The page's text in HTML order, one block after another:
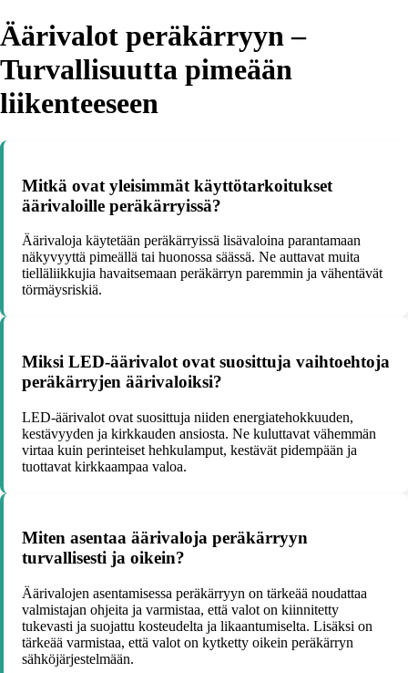
Äärivalot peräkärryyn –
Turvallisuutta pimeään
liikenteeseen
Mitkä ovat yleisimmät käyttötarkoitukset
äärivaloille peräkärryissä?
Äärivaloja käytetään peräkärryissä lisävaloina parantamaan
näkyvyyttä pimeällä tai huonossa säässä. Ne auttavat muita
tielläliikkujia havaitsemaan peräkärryn paremmin ja vähentävät
törmäysriskiä.
Miksi LED-äärivalot ovat suosittuja vaihtoehtoja
peräkärryjen äärivaloiksi?
LED-äärivalot ovat suosittuja niiden energiatehokkuuden,
kestävyyden ja kirkkauden ansiosta. Ne kuluttavat vähemmän
virtaa kuin perinteiset hehkulamput, kestävät pidempään ja
tuottavat kirkkaampaa valoa.
Miten asentaa äärivaloja peräkärryyn
turvallisesti ja oikein?
Äärivalojen asentamisessa peräkärryyn on tärkeää noudattaa
valmistajan ohjeita ja varmistaa, että valot on kiinnitetty
tukevasti ja suojattu kosteudelta ja likaantumiselta. Lisäksi on
tärkeää varmistaa, että valot on kytketty oikein peräkärryn
sähköjärjestelmään.